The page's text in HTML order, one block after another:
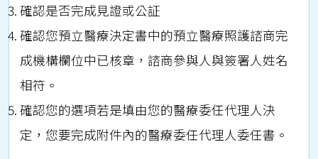
確認是否完成見證或公証
確認您預立醫療決定書中的預立醫療照護諮商完
成機構欄位中已核章，諮商參與人與簽署人姓名
相符。
確認您的選項若是填由您的醫療委任代理人決
定，您要完成附件內的醫療委任代理人委任書。